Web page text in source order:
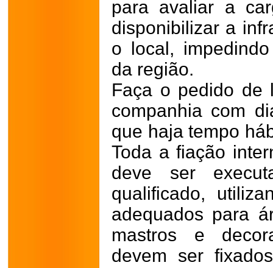
para avaliar a
disponibilizar a
o local,
da região.
Faça o pedido de
companhia com
que haja tempo
Toda a fiação
deve ser
qualificado,
adequados para
mastros e
devem ser